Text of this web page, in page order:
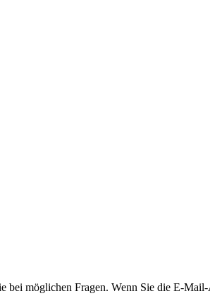
möglichen Fragen. Wenn Sie die E-